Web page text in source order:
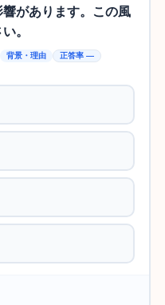
があります。この風
。
背景・理由
正答率 —